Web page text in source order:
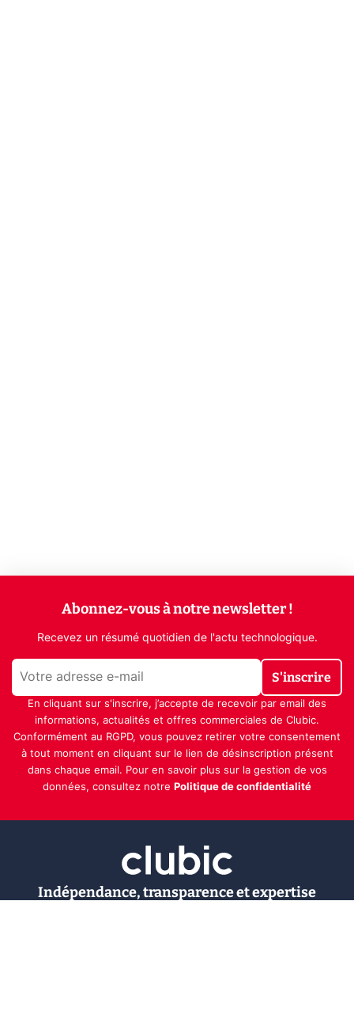
Abonnez-vous à notre newsletter !
Recevez un résumé quotidien de l'actu technologique.
S'inscrire
En cliquant sur s'inscrire, j’accepte de recevoir par email des
informations, actualités et offres commerciales de Clubic.
Conformément au RGPD, vous pouvez retirer votre consentement
à tout moment en cliquant sur le lien de désinscription présent
dans chaque email. Pour en savoir plus sur la gestion de vos
données, consultez notre Politique de confidentialité
Indépendance, transparence et expertise